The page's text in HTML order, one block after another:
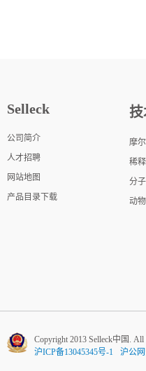
Selleck
公司简介
人才招聘
网站地图
产品目录下载
技
摩
稀
分
动
Copyright 2013 Selleck中国. All
沪ICP备13045345号-1
沪公网